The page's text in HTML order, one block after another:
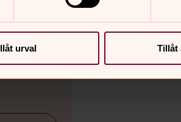
urval Tillåt
Bild 2 av 6